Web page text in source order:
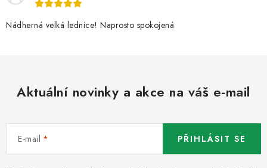
Nádherná velká lednice! Naprosto spokojená
Aktuální novinky a akce na váš e-mail
E-mail PŘIHLÁSIT SE